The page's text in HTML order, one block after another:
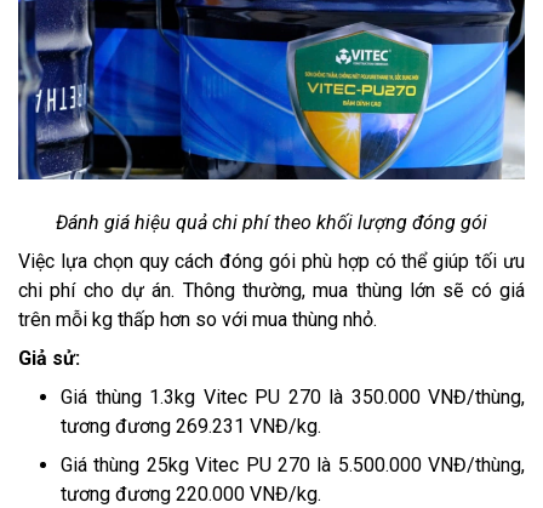
Đánh giá hiệu quả chi phí theo khối lượng đóng gói
Việc lựa chọn quy cách đóng gói phù hợp có thể giúp tối ưu
chi phí cho dự án. Thông thường, mua thùng lớn sẽ có giá
trên mỗi kg thấp hơn so với mua thùng nhỏ.
Giả sử:
Giá thùng 1.3kg Vitec PU 270 là 350.000 VNĐ/thùng,
tương đương 269.231 VNĐ/kg.
Giá thùng 25kg Vitec PU 270 là 5.500.000 VNĐ/thùng,
tương đương 220.000 VNĐ/kg.